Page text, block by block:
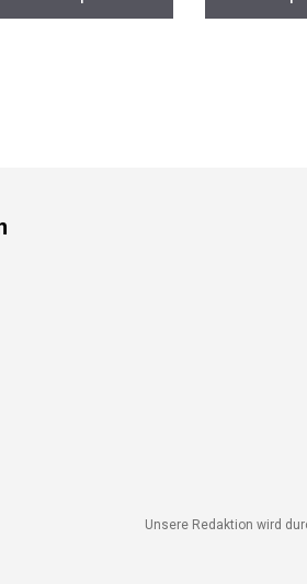
Preis prüfen Preis
Unsere Redaktion wird